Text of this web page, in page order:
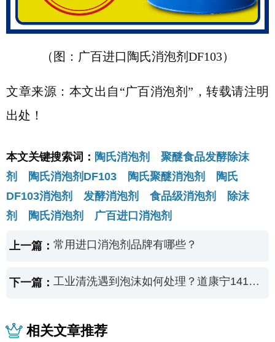
（图：广百进口陶氏消泡剂DF103）
文章来源：本文出自“广百消泡剂”，转载请注明
出处！
本文关键搜索词： 陶氏消泡剂 聚醚食品发酵除沫
剂 陶氏消泡剂DF103 陶氏聚醚消泡剂 陶氏
DF103消泡剂 发酵消泡剂 食品级消泡剂 除沫
剂 陶氏消泡剂 广百进口消泡剂
上一篇：常用进口消泡剂品牌有哪些？
下一篇： 工业清洗遇到泡沫如何处理？道康宁1410消泡剂有招
相关文章推荐